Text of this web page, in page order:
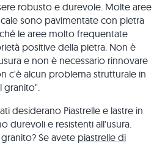
robusto e durevole. Molte aree
sono pavimentate con pietra
le aree molto frequentate
positive della pietra. Non è
e non è necessario rinnovare
c'è alcun problema strutturale in
granito".
desiderano Piastrelle e lastre in
durevoli e resistenti all'usura.
Se avete piastrelle di